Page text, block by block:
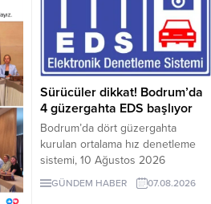
Sürücüler dikkat! Bodrum’da
4 güzergahta EDS başlıyor
Bodrum’da dört güzergahta
kurulan ortalama hız denetleme
sistemi, 10 Ağustos 2026
Pazartesi günü devreye girecek.
İşte EDS uygulanacak yollar.
GÜNDEM HABER 07.08.2026